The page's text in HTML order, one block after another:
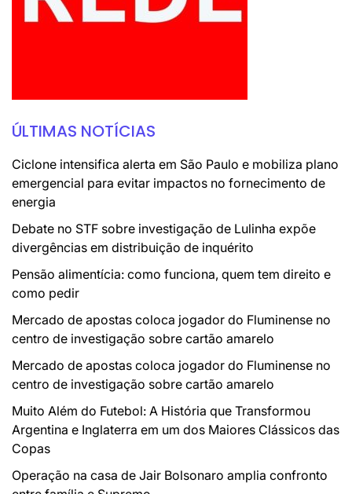
ÚLTIMAS NOTÍCIAS
Ciclone intensifica alerta em São Paulo e mobiliza plano
emergencial para evitar impactos no fornecimento de
energia
Debate no STF sobre investigação de Lulinha expõe
divergências em distribuição de inquérito
Pensão alimentícia: como funciona, quem tem direito e
como pedir
Mercado de apostas coloca jogador do Fluminense no
centro de investigação sobre cartão amarelo
Mercado de apostas coloca jogador do Fluminense no
centro de investigação sobre cartão amarelo
Muito Além do Futebol: A História que Transformou
Argentina e Inglaterra em um dos Maiores Clássicos das
Copas
Operação na casa de Jair Bolsonaro amplia confronto